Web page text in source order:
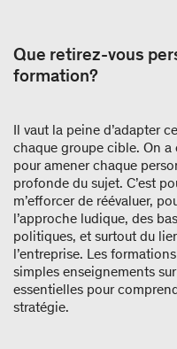
Que retirez-vous
formation?
Il vaut la peine d’adapter
chaque groupe cible. On
pour amener chaque
profonde du sujet. C’est
m’efforcer de réévaluer,
l’approche ludique, des
politiques, et surtout du
l’entreprise. Les
simples enseignements
essentielles pour
stratégie.